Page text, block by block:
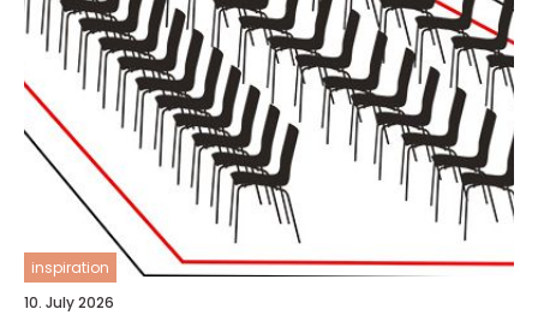
inspiration
10. July 2026